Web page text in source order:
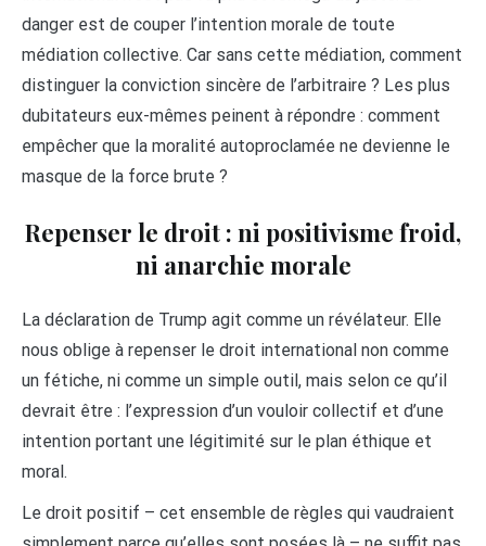
danger est de couper l’intention morale de toute
médiation collective. Car sans cette médiation, comment
distinguer la conviction sincère de l’arbitraire ? Les plus
dubitateurs eux-mêmes peinent à répondre : comment
empêcher que la moralité autoproclamée ne devienne le
masque de la force brute ?
Repenser le droit : ni positivisme froid,
ni anarchie morale
La déclaration de Trump agit comme un révélateur. Elle
nous oblige à repenser le droit international non comme
un fétiche, ni comme un simple outil, mais selon ce qu’il
devrait être : l’expression d’un vouloir collectif et d’une
intention portant une légitimité sur le plan éthique et
moral.
Le droit positif – cet ensemble de règles qui vaudraient